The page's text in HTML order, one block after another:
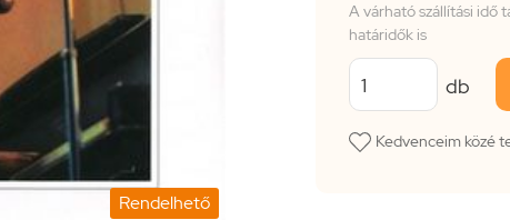
Rendelhető
A várható szállítási idő
határidők is
db
Kedvenceim közé